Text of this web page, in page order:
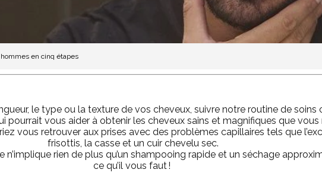
en cinq étapes
le type ou la texture de vos cheveux, suivre notre routine de soins
pourrait vous aider à obtenir les cheveux sains et magnifiques que vous
vous retrouver aux prises avec des problèmes capillaires tels que
frisottis, la casse et un cuir chevelu sec.
rien de plus qu’un shampooing rapide et un séchage
ce qu’il vous faut !